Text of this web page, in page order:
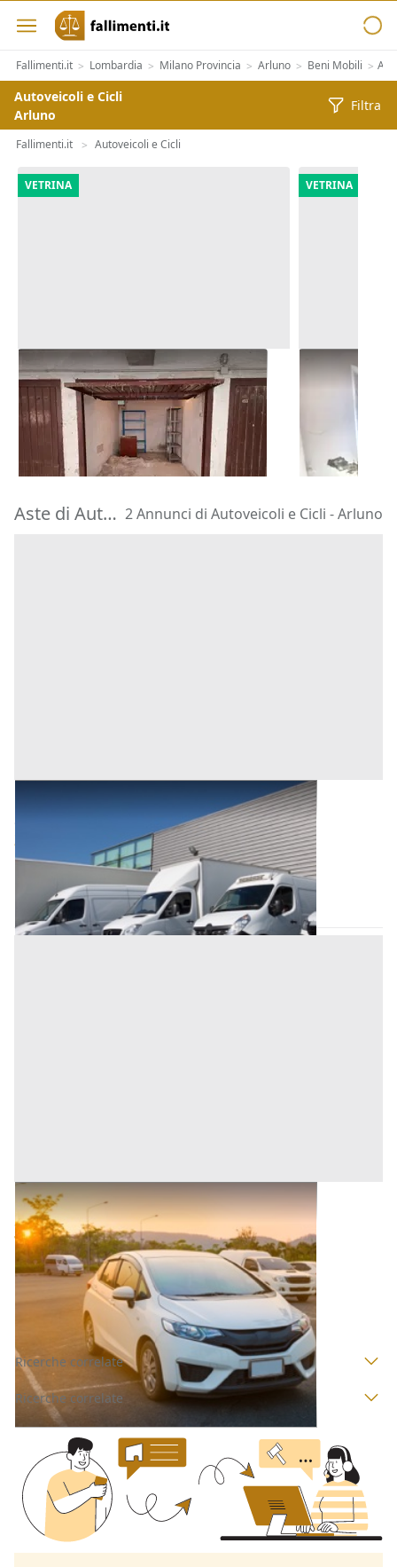
Fallimenti.it > Lombardia > Milano Provincia > Arluno > Beni Mobili >
Autoveicoli e Cicli
Arluno
Filtra
Fallimenti.it > Autoveicoli e Cicli
VETRINA
Asta Garage al piano interrato
Varese (Varese)
4.230 €
18/09/2026
VETRINA
Asta
edificio
Bernareggio
9.435 €
14/09/2026
Aste di Autoveicoli e Cicli Arluno 2 Annunci di Autoveicoli e Cicli - Arluno
Appartamento all'asta a Arluno
Arluno (Milano)
315.600 € 420.800 €
Codice asta:c826d151
27/10/2026
Autovetture all'asta a Milano
Arluno (Milano)
Offerta minima
700 €
Codice asta:AR5401311
Asta chiusa
Ricerche correlate
Ricerche correlate